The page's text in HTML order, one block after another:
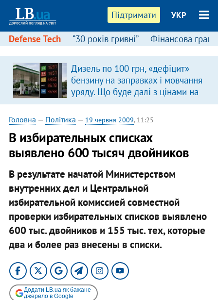
Підтримати УКР
Defense Tech “30 років гривні” Фінансова
Дизель по 100 грн, «дефіцит»
бензину на заправках і мовчання
уряду. Що буде далі з цінами на
пальне?
Головна — Політика — 19 червня 2009, 11:25
В избирательных списках
выявлено 600 тысяч двойников
В результате начатой Министерством
внутренних дел и Центральной
избирательной комиссией совместной
проверки избирательных списков выявлено
600 тыс. двойников и 155 тыс. тех, которые
два и более раз внесены в списки.
Додати LB.ua як бажане
джерело в Google